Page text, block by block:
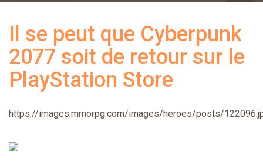
Il se peut que Cyberpunk
2077 soit de retour sur le
PlayStation Store
https://images.mmorpg.com/images/heroes/posts/